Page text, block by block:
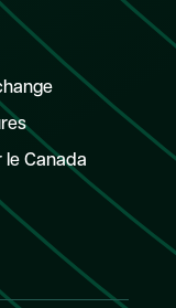
le Canada